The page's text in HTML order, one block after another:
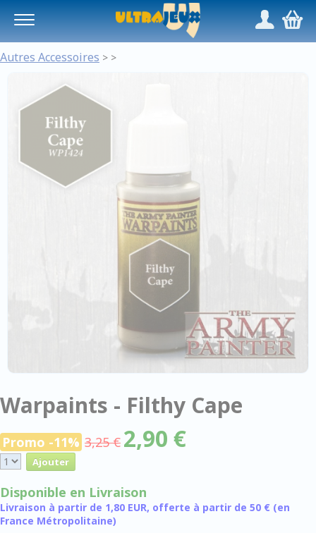
/,
Autres Accessoires > >
Warpaints - Filthy Cape
Promo -11% 3,25 € 2,90 €
Disponible en Livraison
Livraison à partir de 1,80 EUR, offerte à partir de 50 € (en
France Métropolitaine)